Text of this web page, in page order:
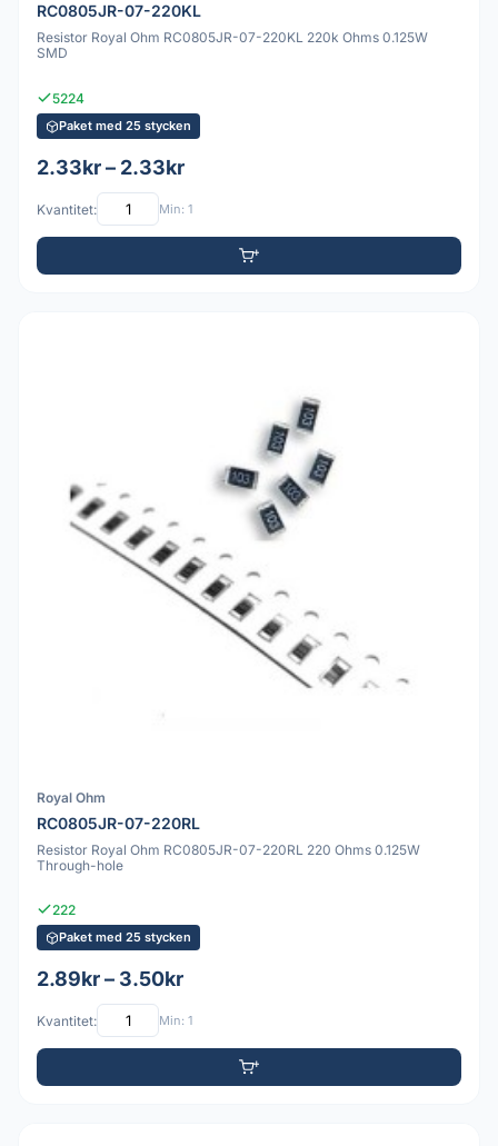
RC0805JR-07-220KL
Resistor Royal Ohm RC0805JR-07-220KL 220k Ohms 0.125W
SMD
5224
Paket med 25 stycken
2.33kr – 2.33kr
Kvantitet: Min: 1
Royal Ohm
RC0805JR-07-220RL
Resistor Royal Ohm RC0805JR-07-220RL 220 Ohms 0.125W
Through-hole
222
Paket med 25 stycken
2.89kr – 3.50kr
Kvantitet: Min: 1